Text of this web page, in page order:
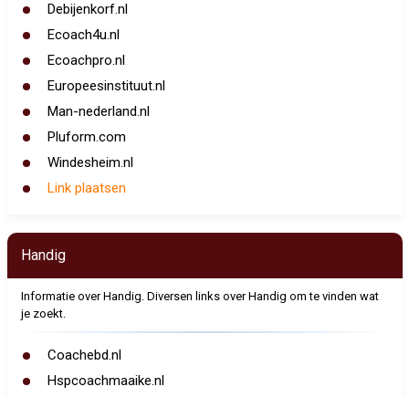
Debijenkorf.nl
Ecoach4u.nl
Ecoachpro.nl
Europeesinstituut.nl
Man-nederland.nl
Pluform.com
Windesheim.nl
Link plaatsen
Handig
Informatie over Handig. Diversen links over Handig om te vinden wat
je zoekt.
Coachebd.nl
Hspcoachmaaike.nl